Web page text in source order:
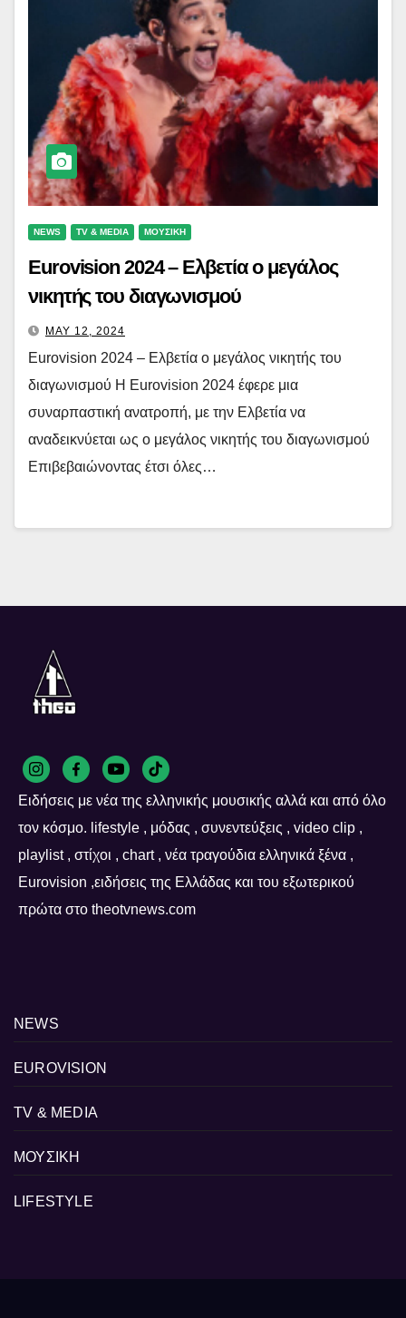
NEWS TV & MEDIA ΜΟΥΣΙΚΗ
Eurovision 2024 – Ελβετία ο μεγάλος
νικητής του διαγωνισμού
MAY 12, 2024
Eurovision 2024 – Ελβετία ο μεγάλος νικητής του
διαγωνισμού Η Eurovision 2024 έφερε μια
συναρπαστική ανατροπή, με την Ελβετία να
αναδεικνύεται ως ο μεγάλος νικητής του διαγωνισμού
Επιβεβαιώνοντας έτσι όλες…
Ειδήσεις με νέα της ελληνικής μουσικής αλλά και από όλο
τον κόσμο. lifestyle , μόδας , συνεντεύξεις , video clip ,
playlist , στίχοι , chart , νέα τραγούδια ελληνικά ξένα ,
Eurovision ,ειδήσεις της Ελλάδας και του εξωτερικού
πρώτα στο theotvnews.com
NEWS
EUROVISION
TV & MEDIA
ΜΟΥΣΙΚΗ
LIFESTYLE